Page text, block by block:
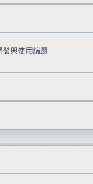
與使用議題